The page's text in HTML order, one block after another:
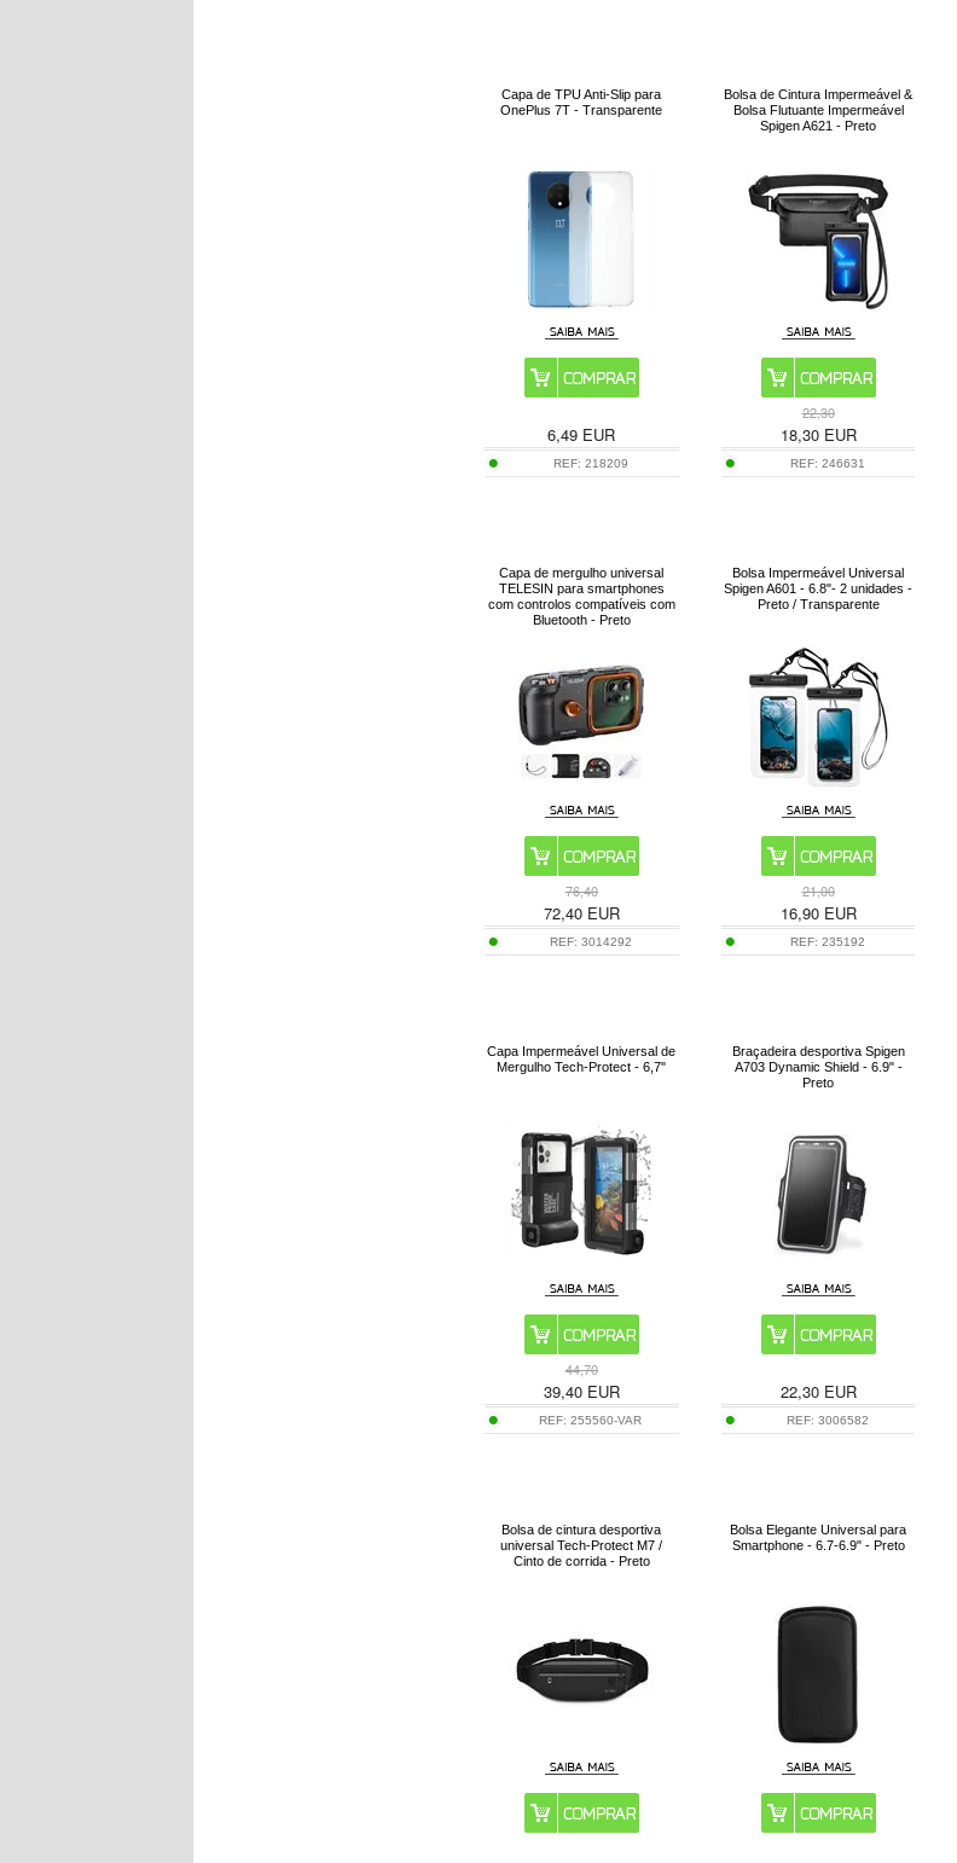
Capa de TPU Anti-Slip para
OnePlus 7T - Transparente
6,49 EUR
REF: 218209
Bolsa de Cintura Impermeável &
Bolsa Flutuante Impermeável
Spigen A621 - Preto
22,30
18,30EUR
REF: 246631
Capa de mergulho universal
TELESIN para smartphones
com controlos compatíveis com
Bluetooth - Preto
76,40
72,40EUR
REF: 3014292
Bolsa Impermeável Universal
Spigen A601 - 6.8"- 2 unidades -
Preto / Transparente
21,00
16,90EUR
REF: 235192
Capa Impermeável Universal de
Mergulho Tech-Protect - 6,7"
44,70
39,40EUR
REF:255560-VAR
Braçadeira desportiva Spigen
A703 Dynamic Shield - 6.9" -
Preto
22,30EUR
REF: 3006582
Bolsa de cintura desportiva
universal Tech-Protect M7 /
Cinto de corrida - Preto
Bolsa Elegante Universal para
Smartphone - 6.7-6.9" - Preto